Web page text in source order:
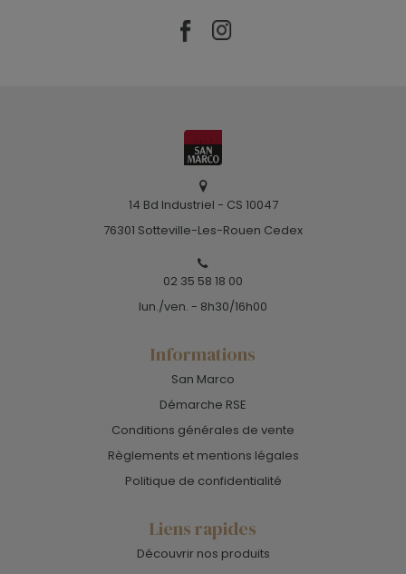
14 Bd Industriel - CS 10047
76301 Sotteville-Les-Rouen Cedex
02 35 58 18 00
lun./ven. - 8h30/16h00
Informations
San Marco
Démarche RSE
Conditions générales de vente
Règlements et mentions légales
Politique de confidentialité
Liens rapides
Découvrir nos produits